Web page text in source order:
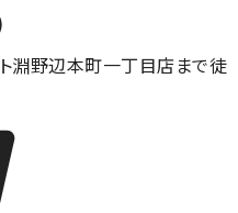
淵野辺本町一丁目店まで徒